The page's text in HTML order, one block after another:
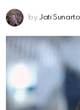
by Jati Sunarto